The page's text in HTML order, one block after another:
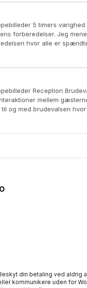
vi jeres nærmeste familie
mere afslappede
jeg højdepunkter som
er en intim
at nogle af de bedste
alle er spændte og
alle de små detaljer
10-12 timers varighed Under
mellem
og med brudevalsen
din betaling ved aldrig
kommunikere uden for